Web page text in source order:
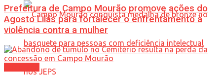
Prefeitura de Campo Mourão promove ações do
Agosto Lilás para fortalecer o enfrentamento à
violência contra a mulher